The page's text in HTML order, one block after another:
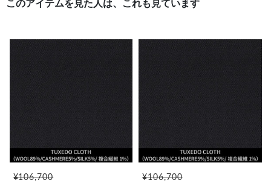
このアイテムを見た人は、これも見ています
¥106,700 ¥106,700